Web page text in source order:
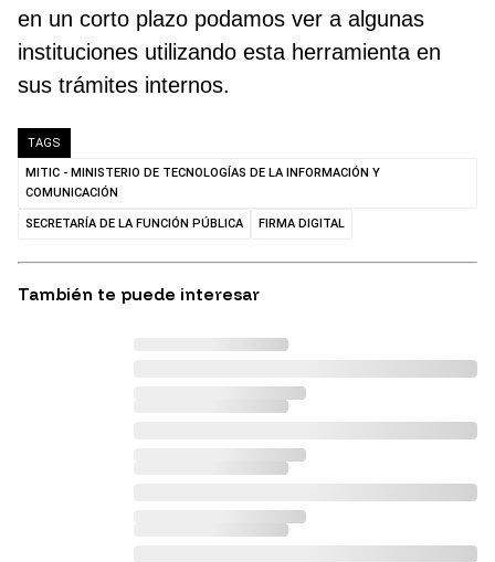
en un corto plazo podamos ver a algunas
instituciones utilizando esta herramienta en
sus trámites internos.
TAGS
MITIC - MINISTERIO DE TECNOLOGÍAS DE LA INFORMACIÓN Y
COMUNICACIÓN
SECRETARÍA DE LA FUNCIÓN PÚBLICA FIRMA DIGITAL
También te puede interesar